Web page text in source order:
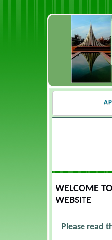
WELCOME
WEBSITE
Please read